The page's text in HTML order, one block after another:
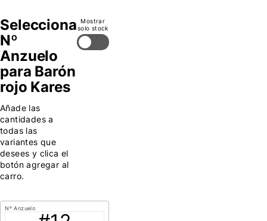
Selecciona
Nº
Anzuelo
para Barón
rojo Kares
Añade las
cantidades a
todas las
variantes que
desees y clica el
botón agregar al
carro.
Mostrar
solo stock
Nº Anzuelo